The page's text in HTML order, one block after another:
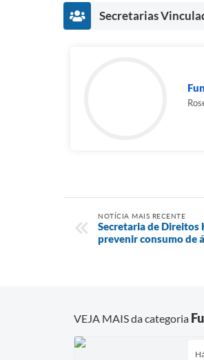
Secretarias
NOTÍCIA MAIS RECENTE
Secretaria de Direitos
prevenir consumo de
VEJA MAIS da categoria